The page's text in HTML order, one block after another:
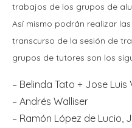
trabajos de los grupos de
Así mismo podrán realizar
transcurso de la sesión de
grupos de tutores son los
– Belinda Tato + Jose
– Andrés Walliser
– Ramón López de Lucio,